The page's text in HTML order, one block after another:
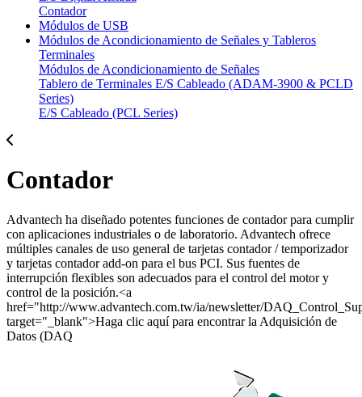
Contador
Módulos de USB
Módulos de Acondicionamiento de Señales y Tableros
Terminales
Módulos de Acondicionamiento de Señales
Tablero de Terminales E/S Cableado (ADAM-3900 & PCLD
Series)
E/S Cableado (PCL Series)
Contador
Advantech ha diseñado potentes funciones de contador para cumplir
con aplicaciones industriales o de laboratorio. Advantech ofrece
múltiples canales de uso general de tarjetas contador / temporizador
y tarjetas contador add-on para el bus PCI. Sus fuentes de
interrupción flexibles son adecuados para el control del motor y
control de la posición.<a
href="http://www.advantech.com.tw/ia/newsletter/
target="_blank">Haga clic aquí para encontrar la Adquisición de
Datos (DAQ